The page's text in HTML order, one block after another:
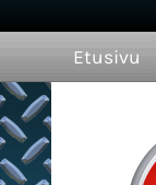
Etusivu